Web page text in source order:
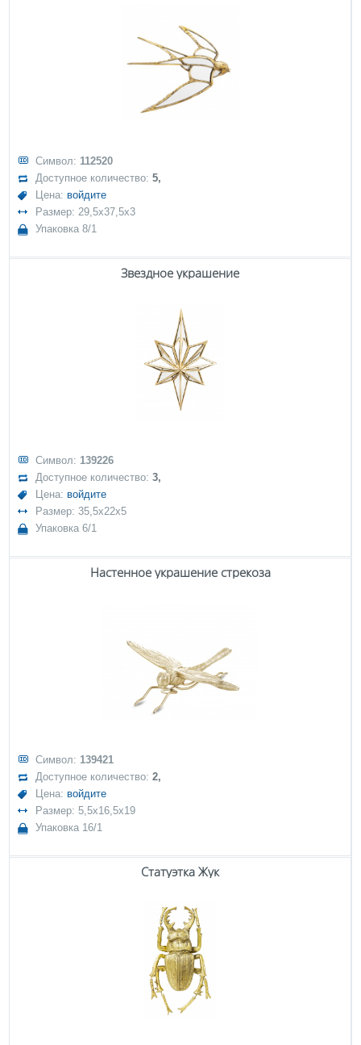
Символ: 112520
Доступное количество:5,
Цена: войдите
Размер: 29,5x37,5x3
Упаковка 8/1
Звездное украшение
Символ: 139226
Доступное количество:3,
Цена: войдите
Размер: 35,5x22x5
Упаковка 6/1
Настенное украшение стрекоза
Символ: 139421
Доступное количество:2,
Цена: войдите
Размер: 5,5x16,5x19
Упаковка 16/1
Статуэтка Жук